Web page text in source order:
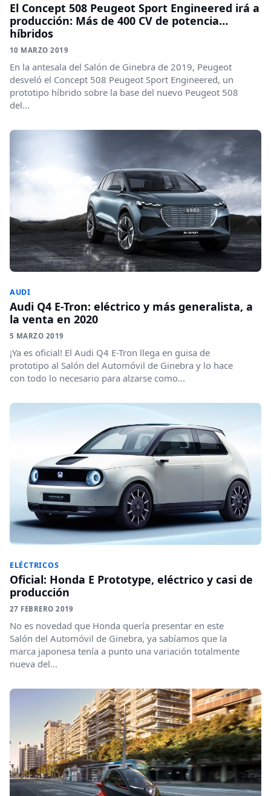
El Concept 508 Peugeot Sport Engineered irá a
producción: Más de 400 CV de potencia…
híbridos
10 MARZO 2019
En la antesala del Salón de Ginebra de 2019, Peugeot
desveló el Concept 508 Peugeot Sport Engineered, un
prototipo híbrido sobre la base del nuevo Peugeot 508
del...
AUDI
Audi Q4 E-Tron: eléctrico y más generalista, a
la venta en 2020
5 MARZO 2019
¡Ya es oficial! El Audi Q4 E-Tron llega en guisa de
prototipo al Salón del Automóvil de Ginebra y lo hace
con todo lo necesario para alzarse como...
ELÉCTRICOS
Oficial: Honda E Prototype, eléctrico y casi de
producción
27 FEBRERO 2019
No es novedad que Honda quería presentar en este
Salón del Automóvil de Ginebra, ya sabíamos que la
marca japonesa tenía a punto una variación totalmente
nueva del...